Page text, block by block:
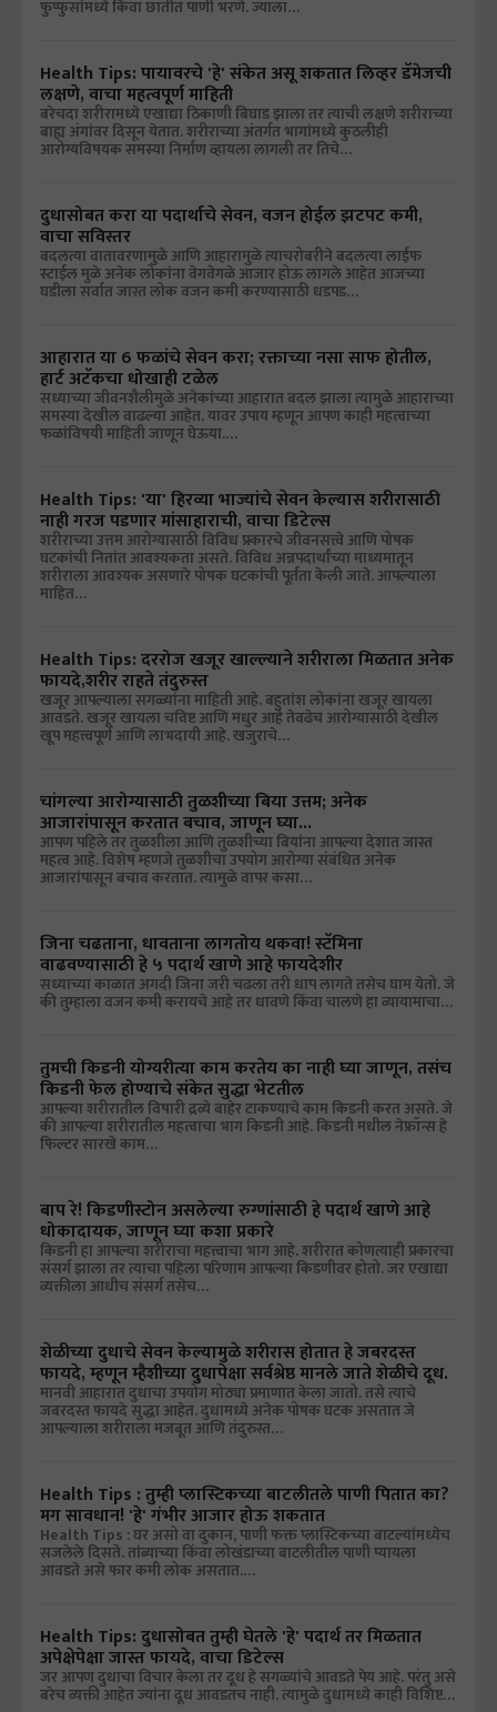
फुप्फुसांमध्ये किंवा छातीत पाणी भरणे. ज्याला…
Health Tips: पायावरचे 'हे' संकेत असू शकतात लिव्हर डॅमेजची
लक्षणे, वाचा महत्वपूर्ण माहिती
बरेचदा शरीरामध्ये एखाद्या ठिकाणी बिघाड झाला तर त्याची लक्षणे शरीराच्या
बाह्य अंगांवर दिसून येतात. शरीराच्या अंतर्गत भागांमध्ये कुठलीही
आरोग्यविषयक समस्या निर्माण व्हायला लागली तर तिचे…
दुधासोबत करा या पदार्थाचे सेवन, वजन होईल झटपट कमी,
वाचा सविस्तर
बदलत्या वातावरणामुळे आणि आहारामुळे त्याचरोबरीने बदलत्या लाईफ
स्टाईल मुळे अनेक लोकांना वेगवेगळे आजार होऊ लागले आहेत आजच्या
घडीला सर्वात जास्त लोक वजन कमी करण्यासाठी धडपड…
आहारात या 6 फळांचे सेवन करा; रक्ताच्या नसा साफ होतील,
हार्ट अटॅकचा धोखाही टळेल
सध्याच्या जीवनशैलीमुळे अनेकांच्या आहारात बदल झाला त्यामुळे आहाराच्या
समस्या देखील वाढल्या आहेत. यावर उपाय म्हणून आपण काही महत्वाच्या
फळांविषयी माहिती जाणून घेऊया.…
Health Tips: 'या' हिरव्या भाज्यांचे सेवन केल्यास शरीरासाठी
नाही गरज पडणार मांसाहाराची, वाचा डिटेल्स
शरीराच्या उत्तम आरोग्यासाठी विविध प्रकारचे जीवनसत्त्वे आणि पोषक
घटकांची नितांत आवश्यकता असते. विविध अन्नपदार्थांच्या माध्यमातून
शरीराला आवश्यक असणारे पोषक घटकांची पूर्तता केली जाते. आपल्याला
माहित…
Health Tips: दररोज खजूर खाल्ल्याने शरीराला मिळतात अनेक
फायदे,शरीर राहते तंदुरुस्त
खजूर आपल्याला सगळ्यांना माहिती आहे. बहुतांश लोकांना खजूर खायला
आवडते. खजूर खायला चविष्ट आणि मधुर आहे तेवढेच आरोग्यासाठी देखील
खूप महत्त्वपूर्ण आणि लाभदायी आहे. खजुराचे…
चांगल्या आरोग्यासाठी तुळशीच्या बिया उत्तम; अनेक
आजारांपासून करतात बचाव, जाणून घ्या...
आपण पहिले तर तुळशीला आणि तुळशीच्या बियांना आपल्या देशात जास्त
महत्व आहे. विशेष म्हणजे तुळशीचा उपयोग आरोग्या संबंधित अनेक
आजारांपासून बचाव करतात. त्यामुळे वापर कसा…
जिना चढताना, धावताना लागतोय थकवा! स्टॅमिना
वाढवण्यासाठी हे ५ पदार्थ खाणे आहे फायदेशीर
सध्याच्या काळात अगदी जिना जरी चढला तरी धाप लागते तसेच घाम येतो. जे
की तुम्हाला वजन कमी करायचे आहे तर धावणे किंवा चालणे हा व्यायामाचा…
तुमची किडनी योग्यरीत्या काम करतेय का नाही घ्या जाणून, तसंच
किडनी फेल होण्याचे संकेत सुद्धा भेटतील
आपल्या शरीरातील विषारी द्रव्ये बाहेर टाकण्याचे काम किडनी करत असते. जे
की आपल्या शरीरातील महत्वाचा भाग किडनी आहे. किडनी मधील नेफ्रॉन्स हे
फिल्टर सारखे काम…
बाप रे! किडणीस्टोन असलेल्या रुग्णांसाठी हे पदार्थ खाणे आहे
धोकादायक, जाणून घ्या कशा प्रकारे
किडनी हा आपल्या शरीराचा महत्त्वाचा भाग आहे. शरीरात कोणत्याही प्रकारचा
संसर्ग झाला तर त्याचा पहिला परिणाम आपल्या किडणीवर होतो. जर एखाद्या
व्यक्तीला आधीच संसर्ग तसेच…
शेळीच्या दुधाचे सेवन केल्यामुळे शरीरास होतात हे जबरदस्त
फायदे, म्हणून म्हैशीच्या दुधापेक्षा सर्वश्रेष्ठ मानले जाते शेळीचे दूध.
मानवी आहारात दुधाचा उपयोग मोठ्या प्रमाणात केला जातो. तसे त्याचे
जबरदस्त फायदे सुद्धा आहेत. दुधामध्ये अनेक पोषक घटक असतात जे
आपल्याला शरीराला मजबूत आणि तंदुरुस्त…
Health Tips : तुम्ही प्लास्टिकच्या बाटलीतले पाणी पितात का?
मग सावधान! 'हे' गंभीर आजार होऊ शकतात
Health Tips : घर असो वा दुकान, पाणी फक्त प्लास्टिकच्या बाटल्यांमध्येच
सजलेले दिसते. तांब्याच्या किंवा लोखंडाच्या बाटलीतील पाणी प्यायला
आवडते असे फार कमी लोक असतात.…
Health Tips: दुधासोबत तुम्ही घेतले 'हे' पदार्थ तर मिळतात
अपेक्षेपेक्षा जास्त फायदे, वाचा डिटेल्स
जर आपण दुधाचा विचार केला तर दूध हे सगळ्यांचे आवडते पेय आहे. परंतु असे
बरेच व्यक्ती आहेत ज्यांना दूध आवडतच नाही. त्यामुळे दुधामध्ये काही विशिष्ट…